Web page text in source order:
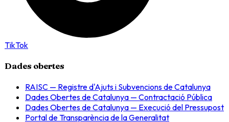
TikTok
Dades obertes
RAISC — Registre d'Ajuts i Subvencions de Catalunya
Dades Obertes de Catalunya — Contractació Pública
Dades Obertes de Catalunya — Execució del Pressupost
Portal de Transparència de la Generalitat